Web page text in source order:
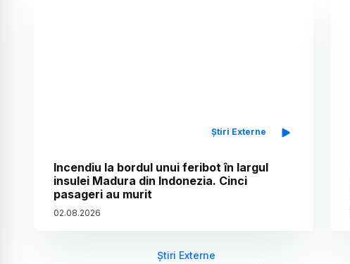
Știri Externe
Incendiu la bordul unui feribot în largul
insulei Madura din Indonezia. Cinci
pasageri au murit
02.08.2026
Știri Externe